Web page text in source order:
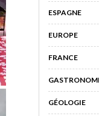
ESPAGNE
EUROPE
FRANCE
GÉOLOGIE